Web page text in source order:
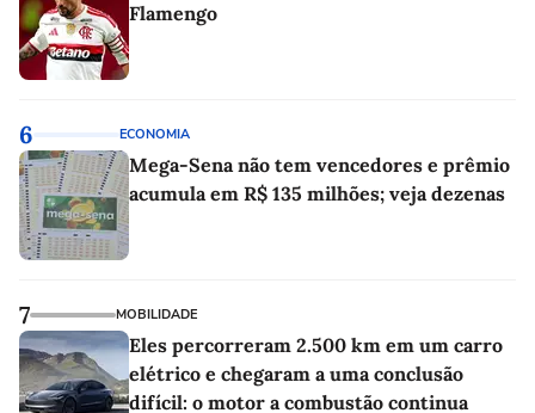
Flamengo
6 ECONOMIA
Mega-Sena não tem vencedores e prêmio
acumula em R$ 135 milhões; veja dezenas
7 MOBILIDADE
Eles percorreram 2.500 km em um carro
elétrico e chegaram a uma conclusão
difícil: o motor a combustão continua